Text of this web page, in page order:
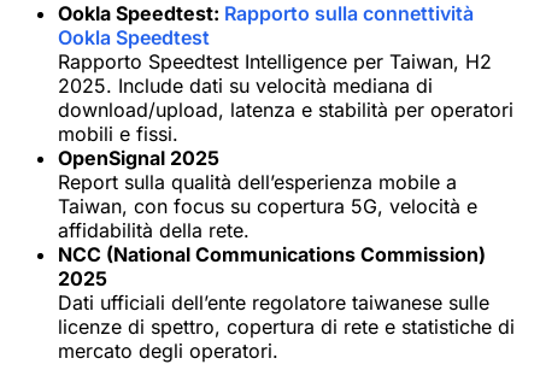
Ookla Speedtest: Rapporto sulla connettività
Ookla Speedtest
Rapporto Speedtest Intelligence per Taiwan, H2
2025. Include dati su velocità mediana di
download/upload, latenza e stabilità per operatori
mobili e fissi.
OpenSignal 2025
Report sulla qualità dell’esperienza mobile a
Taiwan, con focus su copertura 5G, velocità e
affidabilità della rete.
NCC (National Communications Commission)
2025
Dati ufficiali dell’ente regolatore taiwanese sulle
licenze di spettro, copertura di rete e statistiche di
mercato degli operatori.